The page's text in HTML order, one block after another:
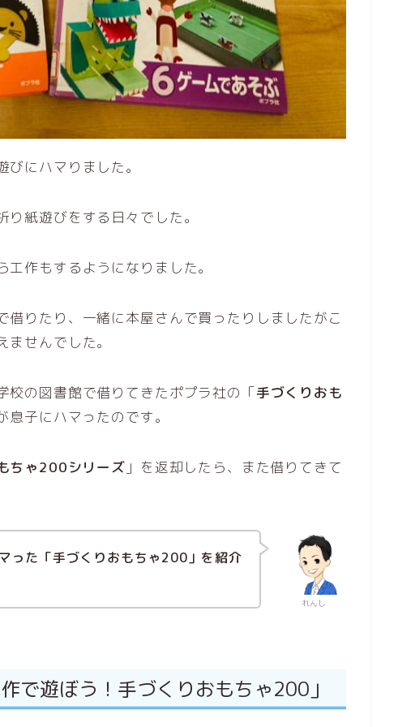
にハマりました。
紙遊びをする日々でした。
作もするようになりました。
借りたり、一緒に本屋さんで買ったりしましたがこ
せんでした。
校の図書館で借りてきたポプラ社の「手づくりおも
息子にハマったのです。
ちゃ200シリーズ 」を返却したら、また借りてきて
れんし
った「手づくりおもちゃ200」を紹介
で遊ぼう！手づくりおもちゃ200」